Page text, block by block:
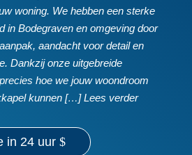
woning.​ We hebben een sterke
in Bodegraven en omgeving door
aandacht voor detail en
Dankzij onze uitgebreide
hoe we jouw woondroom
kunnen […] Lees verder
in 24 uur